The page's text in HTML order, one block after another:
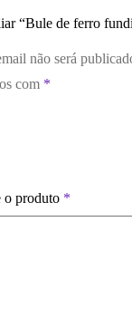
“Bule de ferro
não será
com *
o produto *